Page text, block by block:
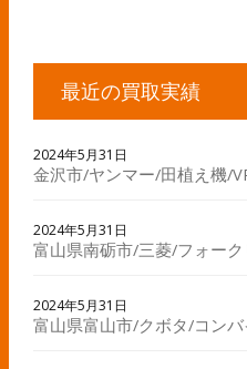
最近の買取実績
2024年5月31日
金沢市/ヤンマー/田植え機/
2024年5月31日
富山県南砺市/三菱/フォーク
2024年5月31日
富山県富山市/クボタ/コンバ